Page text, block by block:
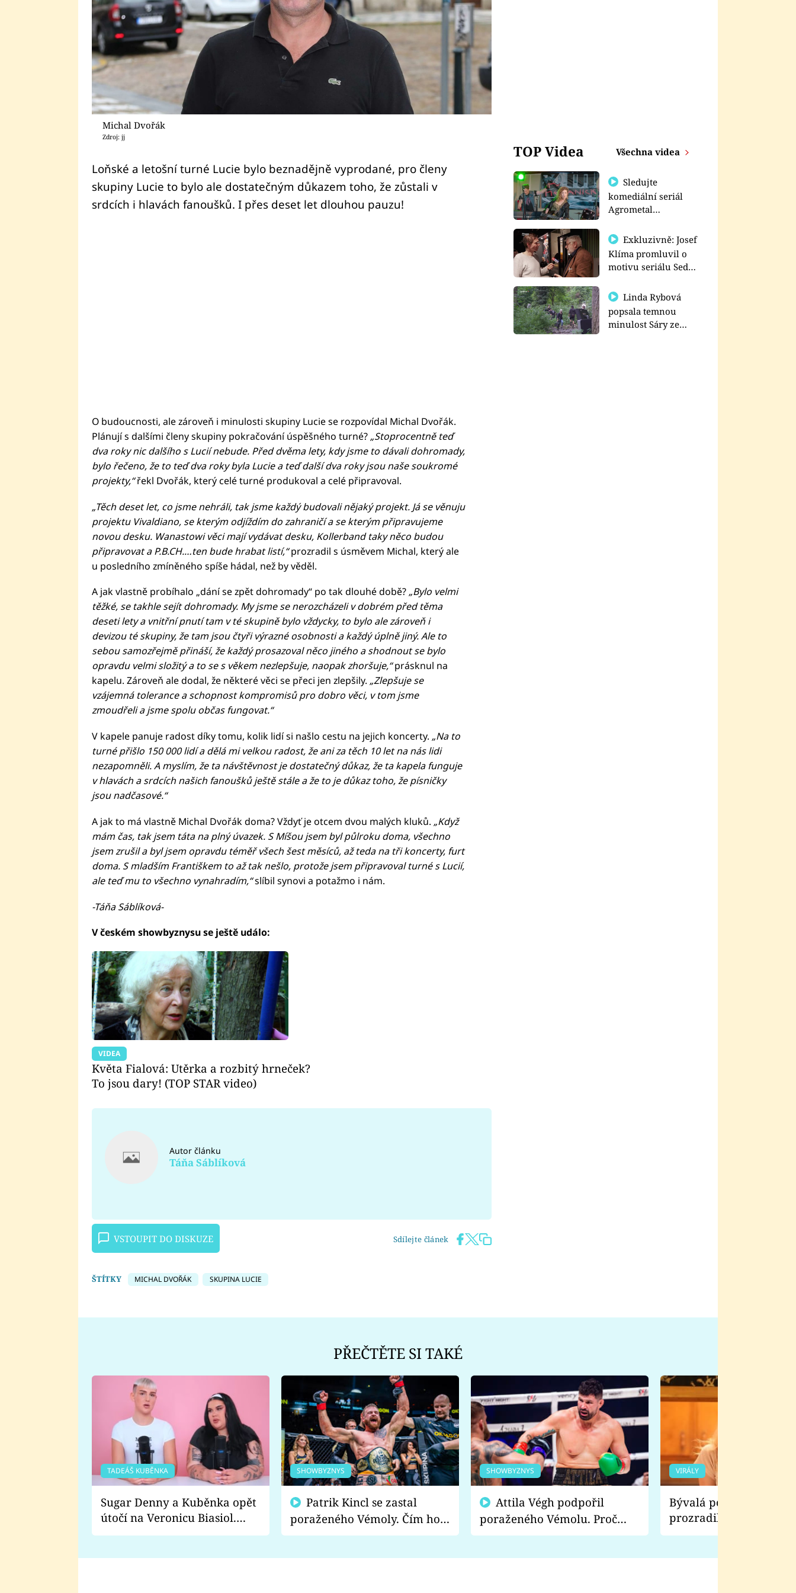
Michal Dvořák
Zdroj: jj
Loňské a letošní turné Lucie bylo beznadějně vyprodané, pro členy
skupiny Lucie to bylo ale dostatečným důkazem toho, že zůstali v
srdcích i hlavách fanoušků. I přes deset let dlouhou pauzu!
O budoucnosti, ale zároveň i minulosti skupiny Lucie se rozpovídal Michal Dvořák.
Plánují s dalšími členy skupiny pokračování úspěšného turné?„Stoprocentně teď
dva roky nic dalšího s Lucií nebude. Před dvěma lety, kdy jsme to dávali dohromady,
bylo řečeno, že to teď dva roky byla Lucie a teď další dva roky jsou naše soukromé
projekty,“řekl Dvořák, který celé turné produkoval a celé připravoval.
„Těch deset let, co jsme nehráli, tak jsme každý budovali nějaký projekt. Já se věnuju
projektu Vivaldiano, se kterým odjíždím do zahraničí a se kterým připravujeme
novou desku. Wanastowi věci mají vydávat desku, Kollerband taky něco budou
připravovat a P.B.CH.…ten bude hrabat listí,“prozradil s úsměvem Michal, který ale
u posledního zmíněného spíše hádal, než by věděl.
A jak vlastně probíhalo „dání se zpět dohromady“ po tak dlouhé době?„Bylo velmi
těžké, se takhle sejít dohromady. My jsme se nerozcházeli v dobrém před těma
deseti lety a vnitřní pnutí tam v té skupině bylo vždycky, to bylo ale zároveň i
devizou té skupiny, že tam jsou čtyři výrazné osobnosti a každý úplně jiný. Ale to
sebou samozřejmě přináší, že každý prosazoval něco jiného a shodnout se bylo
opravdu velmi složitý a to se s věkem nezlepšuje, naopak zhoršuje,“prásknul na
kapelu. Zároveň ale dodal, že některé věci se přeci jen zlepšily. „Zlepšuje se
vzájemná tolerance a schopnost kompromisů pro dobro věci, v tom jsme
zmoudřeli a jsme spolu občas fungovat.“
V kapele panuje radost díky tomu, kolik lidí si našlo cestu na jejich koncerty. „Na to
turné přišlo 150 000 lidí a dělá mi velkou radost, že ani za těch 10 let na nás lidi
nezapomněli. A myslím, že ta návštěvnost je dostatečný důkaz, že ta kapela funguje
v hlavách a srdcích našich fanoušků ještě stále a že to je důkaz toho, že písničky
jsou nadčasové.“
A jak to má vlastně Michal Dvořák doma? Vždyť je otcem dvou malých kluků. „Když
mám čas, tak jsem táta na plný úvazek. S Míšou jsem byl půlroku doma, všechno
jsem zrušil a byl jsem opravdu téměř všech šest měsíců, až teda na tři koncerty, furt
doma. S mladším Františkem to až tak nešlo, protože jsem připravoval turné s Lucií,
ale teď mu to všechno vynahradím,“slíbil synovi a potažmo i nám.
-Táňa Sáblíková-
V českém showbyznysu se ještě událo:
VIDEA
Květa Fialová: Utěrka a rozbitý hrneček?
To jsou dary! (TOP STAR video)
Autor článku
Táňa Sáblíková
VSTOUPIT DO DISKUZE Sdílejte článek
ŠTÍTKY MICHAL DVOŘÁK SKUPINA LUCIE
TOP Videa Všechna videa
Sledujte
komediální seriál
Agrometal
prima+
Exkluzivně: Josef
Klíma promluvil o
motivu seriálu Sedm
Linda Rybová
popsala temnou
minulost Sáry ze
PŘEČTĚTE SI TAKÉ
TADEÁŠ KUBĚNKA
Sugar Denny a Kuběnka opět
útočí na Veronicu Biasiol.
Proč je podle nich falešná a
SHOWBYZNYS
poraženého Vémoly. Čím ho
fanoušci naštvali?
SHOWBYZNYS
poraženého Vémolu. Proč
chce raději zápasit s ním než
VIRÁLY
Bývalá pornoherečka
prozradila, co ji
natáčení Euforie.